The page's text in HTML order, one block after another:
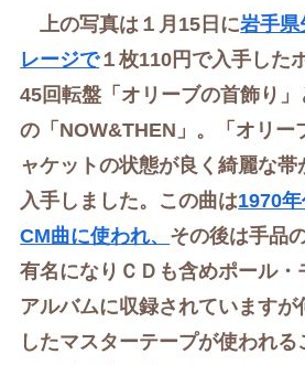
上の写真は１月15日に岩手県
レージで１枚110円で入手した
45回転盤「オリーブの首飾り
の「NOW&THEN」。
「オリ
ャケットの状態が良く綺麗な
入手しました。この曲は1970
CM曲に使われ、 その後は手品
有名になりＣＤも含めポール・
アルバムに収録されています
したマスターテープが使われ